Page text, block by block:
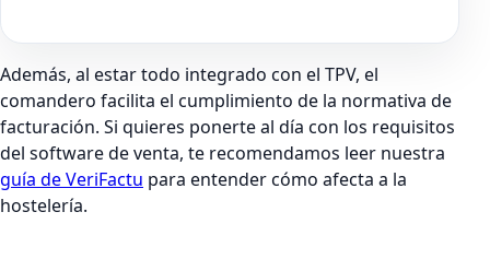
Además, al estar todo integrado con el TPV, el
comandero facilita el cumplimiento de la normativa de
facturación. Si quieres ponerte al día con los requisitos
del software de venta, te recomendamos leer nuestra
guía de VeriFactu para entender cómo afecta a la
hostelería.